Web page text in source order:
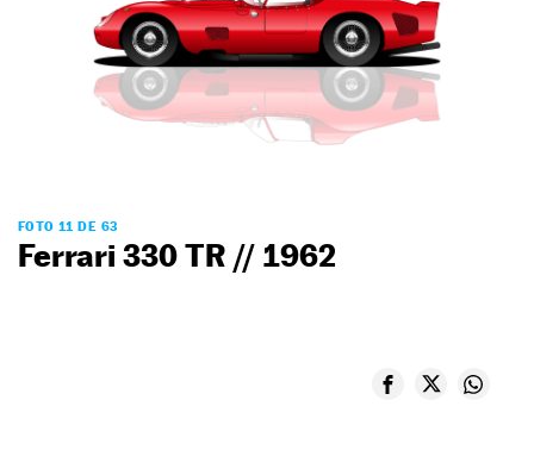
FOTO 11 DE 63
Ferrari 330 TR // 1962